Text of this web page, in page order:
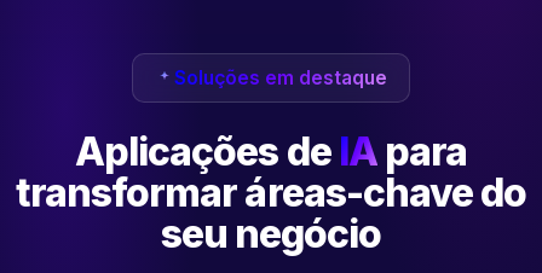
Soluções em destaque
Aplicações de IApara
transformaráreas-chave do
seu negócio